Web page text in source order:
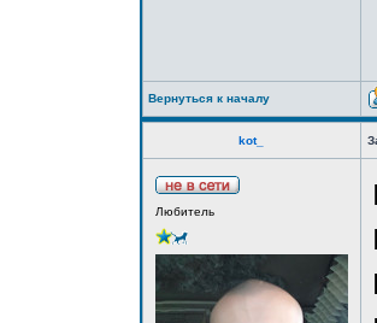
Вернуться к началу
kot_
Любитель